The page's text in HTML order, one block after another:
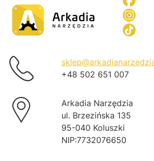
+48 502 651 007
Arkadia Narzędzia
ul. Brzezińska 135
95-040 Koluszki
NIP:7732076650